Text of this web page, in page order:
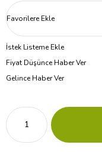
Favorilere Ekle
İstek Listeme Ekle
Fiyat Düşünce Haber Ver
Gelince Haber Ver